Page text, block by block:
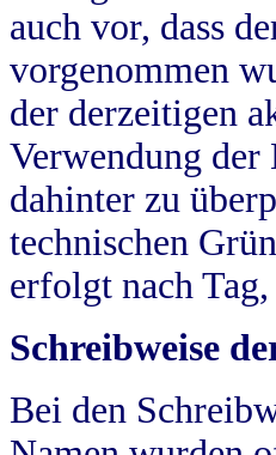
auch vor, dass
vorgenommen
der derzeitigen
Verwendung
dahinter zu
technischen
erfolgt nach
Schreibweise
Bei den